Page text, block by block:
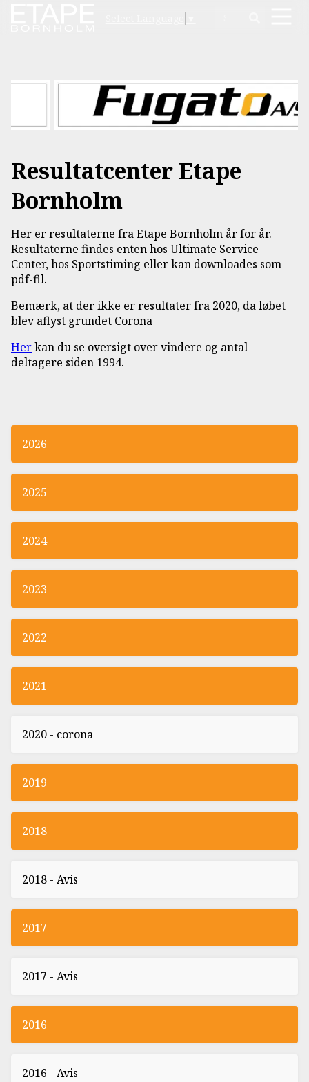
Resultatcenter Etape
Bornholm
Her er resultaterne fra Etape Bornholm år for år.
Resultaterne findes enten hos Ultimate Service
Center, hos Sportstiming eller kan downloades som
pdf-fil.
Bemærk, at der ikke er resultater fra 2020, da løbet
blev aflyst grundet Corona
Herkan du se oversigt over vindere og antal
deltagere siden 1994.
2026
2025
2024
2023
2022
2021
2020 - corona
2019
2018
2018 - Avis
2017
2017 - Avis
2016
2016 - Avis